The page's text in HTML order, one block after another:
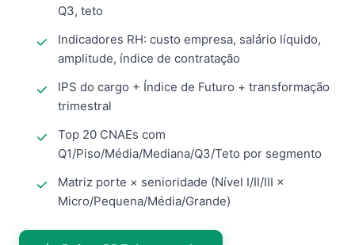
Q3, teto
Indicadores RH: custo empresa, salário líquido,
amplitude, índice de contratação
IPS do cargo + Índice de Futuro + transformação
trimestral
Top 20 CNAEs com
Q1/Piso/Média/Mediana/Q3/Teto por segmento
Matriz porte × senioridade (Nível I/II/III ×
Micro/Pequena/Média/Grande)